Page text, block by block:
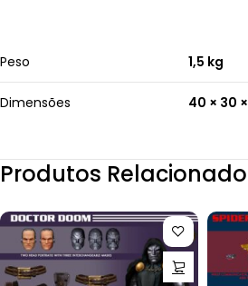
Peso 1,5 kg
Dimensões 40 × 30
Produtos